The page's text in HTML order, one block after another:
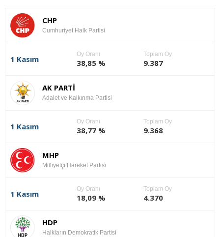
CHP
Cumhuriyet Halk Partisi
1 Kasım
Oy Oranı
38,85 %
Toplam Oy
9.387
AK PARTİ
Adalet ve Kalkınma Partisi
1 Kasım
Oy Oranı
38,77 %
Toplam Oy
9.368
MHP
Milliyetçi Hareket Partisi
1 Kasım
Oy Oranı
18,09 %
Toplam Oy
4.370
HDP
Halkların Demokratik Partisi